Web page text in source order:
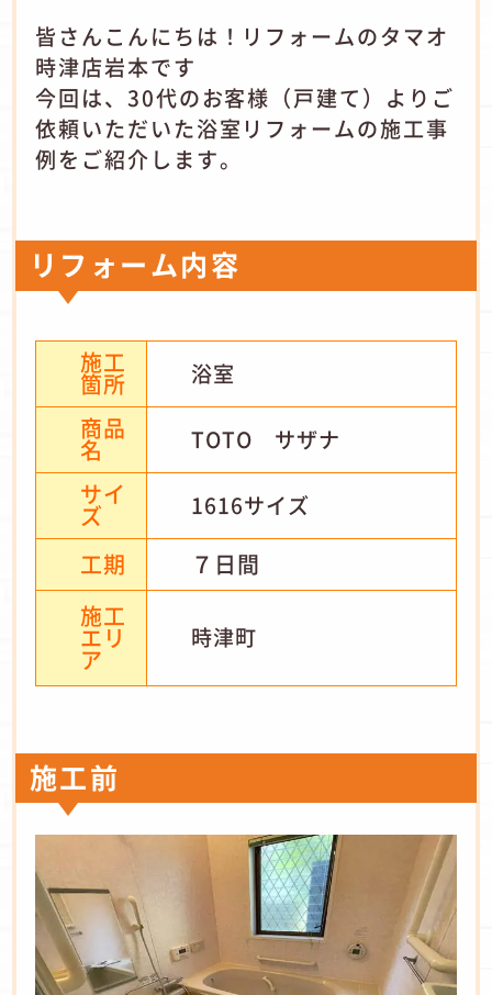
皆さんこんにちは！リフォームのタマオ
時津店岩本です
今回は、30代のお客様（戸建て）よりご
依頼いただいた浴室リフォームの施工事
例をご紹介します。
リフォーム内容
施工
箇所 浴室
商品
名 TOTO サザナ
サイ
ズ 1616サイズ
工期
７日間
施工
エリ
ア
時津町
施工前